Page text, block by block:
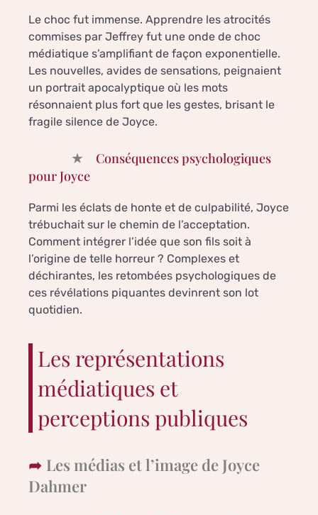
Le choc fut immense. Apprendre les atrocités
commises par Jeffrey fut une onde de choc
médiatique s’amplifiant de façon exponentielle.
Les nouvelles, avides de sensations, peignaient
un portrait apocalyptique où les mots
résonnaient plus fort que les gestes, brisant le
fragile silence de Joyce.
Conséquences psychologiques
pour Joyce
Parmi les éclats de honte et de culpabilité, Joyce
trébuchait sur le chemin de l’acceptation.
Comment intégrer l’idée que son fils soit à
l’origine de telle horreur ? Complexes et
déchirantes, les retombées psychologiques de
ces révélations piquantes devinrent son lot
quotidien.
Les représentations
médiatiques et
perceptions publiques
Les médias et l’image de Joyce
Dahmer